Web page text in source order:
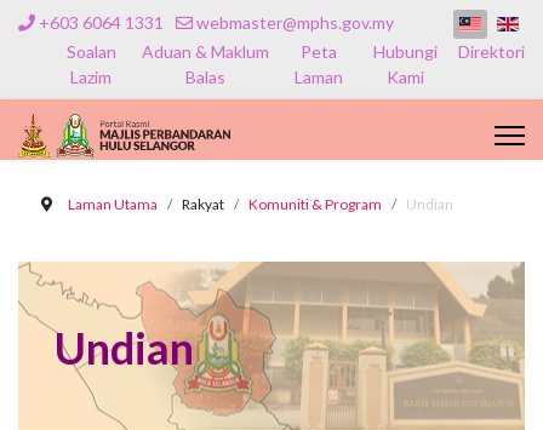
+603 6064 1331
webmaster@mphs.gov.my
Soalan
Lazim
Aduan & Maklum
Balas
Peta
Laman
Hubungi
Kami
Direktori
Laman Utama Rakyat Komuniti & Program Undian
Undian